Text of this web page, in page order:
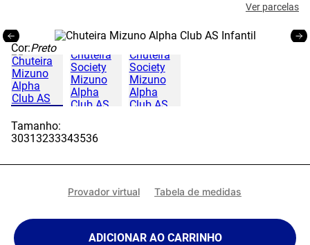
Ver parcelas
Cor:Preto
Tamanho:
30313233343536
Provador virtual Tabela de medidas
ADICIONAR AO CARRINHO